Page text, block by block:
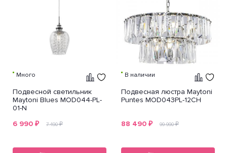
Много
Подвесной светильник
Maytoni Blues MOD044-PL-
01-N
6 990 ₽ 7 490₽
В наличии
Подвесная люстра Maytoni
Puntes MOD043PL-12CH
88 490 ₽ 99 990₽